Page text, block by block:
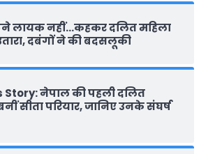
लायक नहीं…कहकर दलित महिला
दबंगों ने की बदसलूकी
Story: नेपाल की पहली दलित
सीता परियार, जानिए उनके संघर्ष